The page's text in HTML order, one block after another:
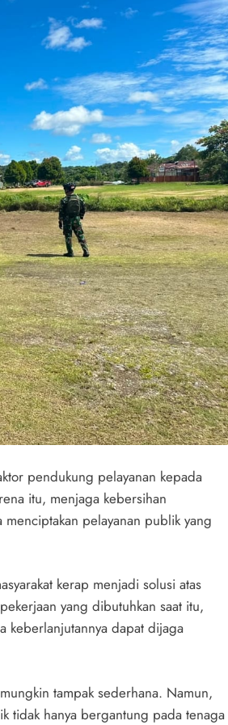
pendukung pelayanan kepada
itu, menjaga kebersihan
pelayanan publik yang
kerap menjadi solusi atas
yang dibutuhkan saat itu,
keberlanjutannya dapat dijaga
tampak sederhana. Namun,
tidak hanya bergantung pada tenaga